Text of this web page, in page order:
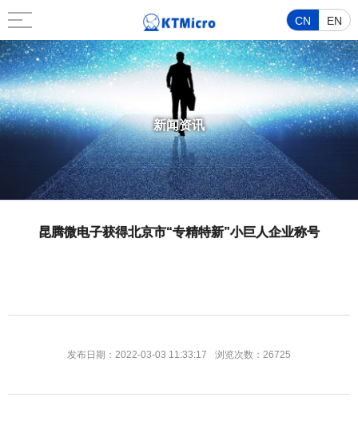
CN EN
新闻资讯
昆腾微电子获得北京市“专精特新”小巨人企业称号
发布日期：2022-03-03 11:33:17 浏览次数：26725